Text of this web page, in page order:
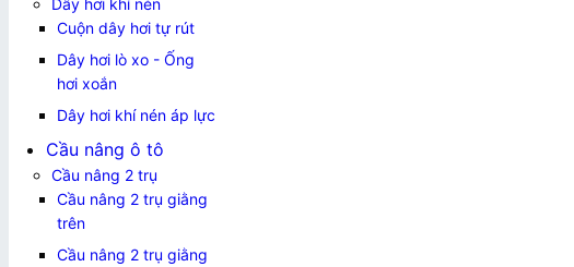
Dây hơi khí nén
Cuộn dây hơi tự rút
Dây hơi lò xo - Ống
hơi xoắn
Dây hơi khí nén áp lực
Cầu nâng ô tô
Cầu nâng 2 trụ
Cầu nâng 2 trụ giằng
trên
Cầu nâng 2 trụ giằng